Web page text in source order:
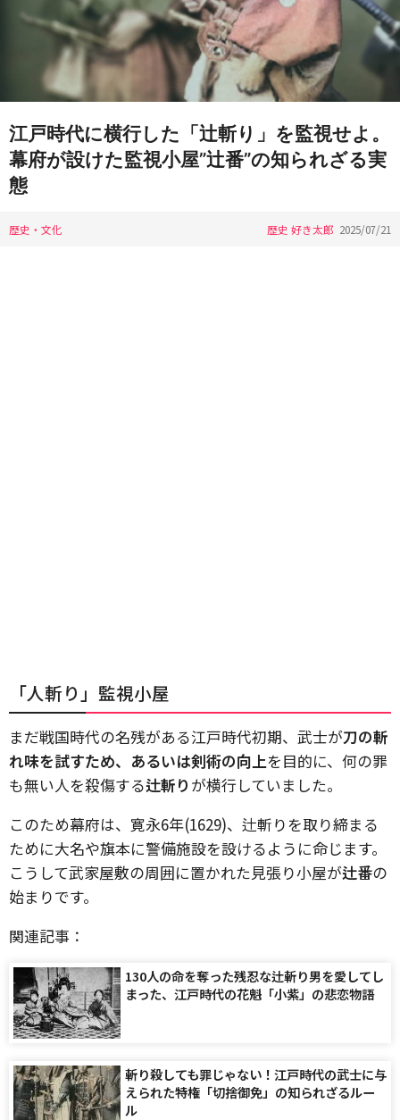
江戸時代に横行した「辻斬り」を監視せよ。
幕府が設けた監視小屋”辻番”の知られざる実
態
歴史・文化 歴史 好き太郎 2025/07/21
「人斬り」監視小屋
まだ戦国時代の名残がある江戸時代初期、武士が刀の斬
れ味を試すため、あるいは剣術の向上を目的に、何の罪
も無い人を殺傷する辻斬り が横行していました。
このため幕府は、寛永6年(1629)、辻斬りを取り締まる
ために大名や旗本に警備施設を設けるように命じます。
こうして武家屋敷の周囲に置かれた見張り小屋が辻番の
始まりです。
関連記事：
130人の命を奪った残忍な辻斬り男を愛してし
まった、江戸時代の花魁「小紫」の悲恋物語
斬り殺しても罪じゃない！江戸時代の武士に与
えられた特権「切捨御免」の知られざるルー
ル